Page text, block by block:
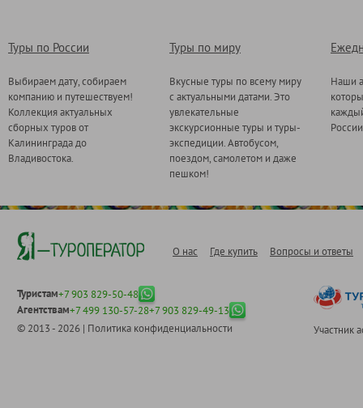
Туры по России
Выбираем дату, собираем
компанию и путешествуем!
Коллекция актуальных
сборных туров от
Калининграда до
Владивостока.
Туры по миру
Вкусные туры по всему миру
с актуальными датами. Это
увлекательные
экскурсионные туры и туры-
экспедиции. Автобусом,
поездом, самолетом и даже
пешком!
Наши
О нас Где купить Вопросы и ответы
Туристам+7 903 829-50-48
Агентствам+7 499 130-57-28+7 903 829-49-13
© 2013 - 2026 | Политика конфиденциальности Участник